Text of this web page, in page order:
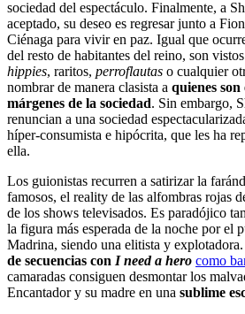
sociedad del espectáculo. Finalmente, a
aceptado, su deseo es regresar junto a
Ciénaga para vivir en paz. Igual que
del resto de habitantes del reino, son
hippies, raritos, perroflautas o cualquier
nombrar de manera clasista a quienes son
márgenes de la sociedad. Sin embargo,
renuncian a una sociedad
híper-consumista e hipócrita, que les ha
ella.
Los guionistas recurren a satirizar la
famosos, el reality de las alfombras rojas
de los shows televisados. Es paradójico
la figura más esperada de la noche por el
Madrina, siendo una elitista y explotadora.
de secuencias con I need a hero como
camaradas consiguen desmontar los
Encantador y su madre en una sublime